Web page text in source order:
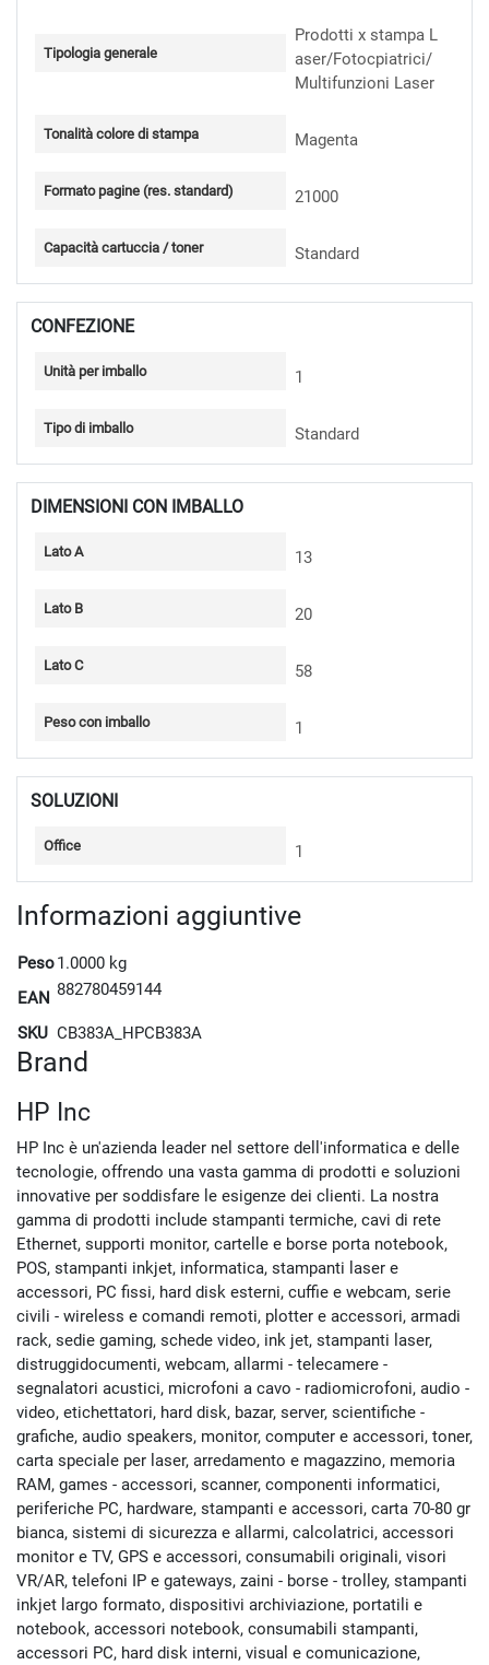
Tipologia generale
Prodotti x stampa L
aser/Fotocpiatrici/
Multifunzioni Laser
Tonalità colore di stampa Magenta
Formato pagine (res. standard) 21000
Capacità cartuccia / toner Standard
CONFEZIONE
Unità per imballo 1
Tipo di imballo Standard
DIMENSIONI CON IMBALLO
Lato A 13
Lato B 20
Lato C 58
Peso con imballo 1
SOLUZIONI
Office 1
Informazioni aggiuntive
Peso1.0000 kg
EAN 882780459144
SKU CB383A_HPCB383A
Brand
HP Inc
HP Inc è un'azienda leader nel settore dell'informatica e delle
tecnologie, offrendo una vasta gamma di prodotti e soluzioni
innovative per soddisfare le esigenze dei clienti. La nostra
gamma di prodotti include stampanti termiche, cavi di rete
Ethernet, supporti monitor, cartelle e borse porta notebook,
POS, stampanti inkjet, informatica, stampanti laser e
accessori, PC fissi, hard disk esterni, cuffie e webcam, serie
civili - wireless e comandi remoti, plotter e accessori, armadi
rack, sedie gaming, schede video, ink jet, stampanti laser,
distruggidocumenti, webcam, allarmi - telecamere -
segnalatori acustici, microfoni a cavo - radiomicrofoni, audio -
video, etichettatori, hard disk, bazar, server, scientifiche -
grafiche, audio speakers, monitor, computer e accessori, toner,
carta speciale per laser, arredamento e magazzino, memoria
RAM, games - accessori, scanner, componenti informatici,
periferiche PC, hardware, stampanti e accessori, carta 70-80 gr
bianca, sistemi di sicurezza e allarmi, calcolatrici, accessori
monitor e TV, GPS e accessori, consumabili originali, visori
VR/AR, telefoni IP e gateways, zaini - borse - trolley, stampanti
inkjet largo formato, dispositivi archiviazione, portatili e
notebook, accessori notebook, consumabili stampanti,
accessori PC, hard disk interni, visual e comunicazione,